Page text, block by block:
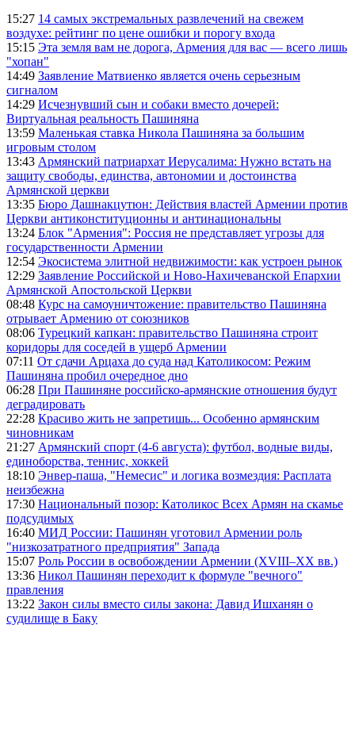
15:27 14 самых экстремальных развлечений на свежем
воздухе: рейтинг по цене ошибки и порогу входа
15:15 Эта земля вам не дорога, Армения для вас — всего лишь
"хопан"
14:49 Заявление Матвиенко является очень серьезным
сигналом
14:29 Исчезнувший сын и собаки вместо дочерей:
Виртуальная реальность Пашиняна
13:59 Маленькая ставка Никола Пашиняна за большим
игровым столом
13:43 Армянский патриархат Иерусалима: Нужно встать на
защиту свободы, единства, автономии и достоинства
Армянской церкви
13:35 Бюро Дашнакцутюн: Действия властей Армении против
Церкви антиконституционны и антинациональны
13:24 Блок "Армения": Россия не представляет угрозы для
государственности Армении
12:54 Экосистема элитной недвижимости: как устроен рынок
12:29 Заявление Российской и Ново-Нахичеванской Епархии
Армянской Апостольской Церкви
08:48 Курс на самоуничтожение: правительство Пашиняна
отрывает Армению от союзников
08:06 Турецкий капкан: правительство Пашиняна строит
коридоры для соседей в ущерб Армении
07:11 От сдачи Арцаха до суда над Католикосом: Режим
Пашиняна пробил очередное дно
06:28 При Пашиняне российско-армянские отношения будут
деградировать
22:28 Красиво жить не запретишь... Особенно армянским
чиновникам
21:27 Армянский спорт (4-6 августа): футбол, водные виды,
единоборства, теннис, хоккей
18:10 Энвер-паша, "Немесис" и логика возмездия: Расплата
неизбежна
17:30 Национальный позор: Католикос Всех Армян на скамье
подсудимых
16:40 МИД России: Пашинян уготовил Армении роль
"низкозатратного предприятия" Запада
15:07 Роль России в освобождении Армении (XVIII–XX вв.)
13:36 Никол Пашинян переходит к формуле "вечного"
правления
13:22 Закон силы вместо силы закона: Давид Ишханян о
судилище в Баку